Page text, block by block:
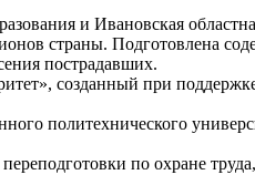
и Ивановская
страны. Подготовлена
пострадавших.
созданный при
политехнического
по охране